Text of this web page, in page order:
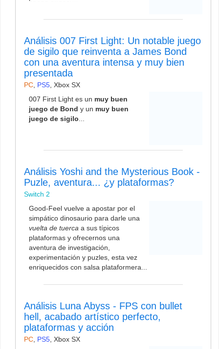
Análisis 007 First Light: Un notable juego
de sigilo que reinventa a James Bond
con una aventura intensa y muy bien
presentada
PC PS5 Xbox SX
007 First Light es un muy buen
juego de Bond y un muy buen
juego de sigilo
Análisis Yoshi and the Mysterious Book -
Puzle, aventura... ¿y plataformas?
Switch 2
Good-Feel vuelve a apostar por el
simpático dinosaurio para darle una
vuelta de tuerca a sus típicos
plataformas y ofrecernos una
aventura de investigación,
experimentación y puzles, esta vez
enriquecidos con salsa plataformera...
Análisis Luna Abyss - FPS con bullet
hell, acabado artístico perfecto,
plataformas y acción
PC, PS5, Xbox SX